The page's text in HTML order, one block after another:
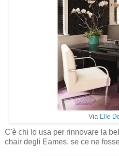
Via Elle
C'è chi lo usa per rinnovare la
chair degli Eames, se ce ne